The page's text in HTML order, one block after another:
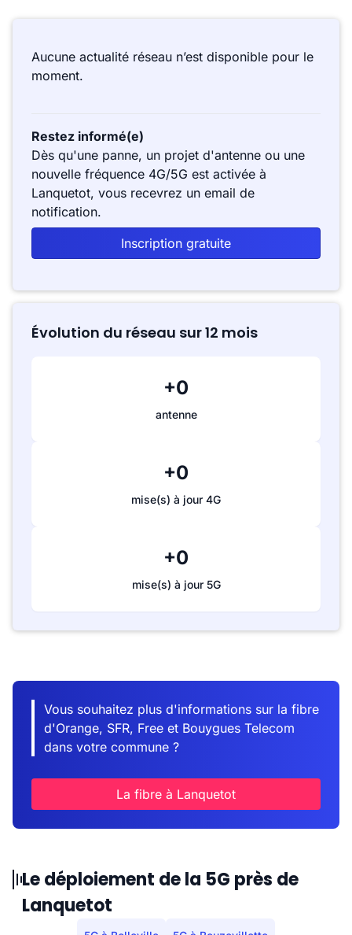
Aucune actualité réseau n’est disponible pour le
moment.
Restez informé(e)
Dès qu'une panne, un projet d'antenne ou une
nouvelle fréquence 4G/5G est activée à
Lanquetot, vous recevrez un email de
notification.
Inscription gratuite
Évolution du réseau sur 12 mois
+0
antenne
+0
mise(s) à jour 4G
+0
mise(s) à jour 5G
Vous souhaitez plus d'informations sur la fibre
d'Orange, SFR, Free et Bouygues Telecom
dans votre commune ?
La fibre à Lanquetot
Le déploiement de la 5G près de
Lanquetot